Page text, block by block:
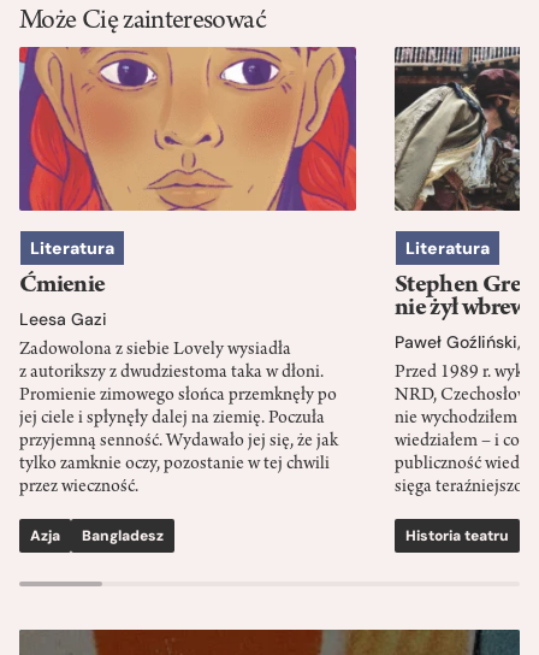
Może Cię zainteresować
Literatura
Ćmienie
Leesa Gazi
Zadowolona z siebie Lovely wysiadła
z autorikszy z dwudziestoma taka w dłoni.
Promienie zimowego słońca przemknęły po
jej ciele i spłynęły dalej na ziemię. Poczuła
przyjemną senność. Wydawało jej się, że jak
tylko zamknie oczy, pozostanie w tej chwili
przez wieczność.
Azja Bangladesz
Literatura
Stephen
nie żył wbrew
Paweł Goźliński,
Przed 1989 r.
NRD,
nie wychodziłem
wiedziałem – i co
publiczność
sięga
Historia teatru